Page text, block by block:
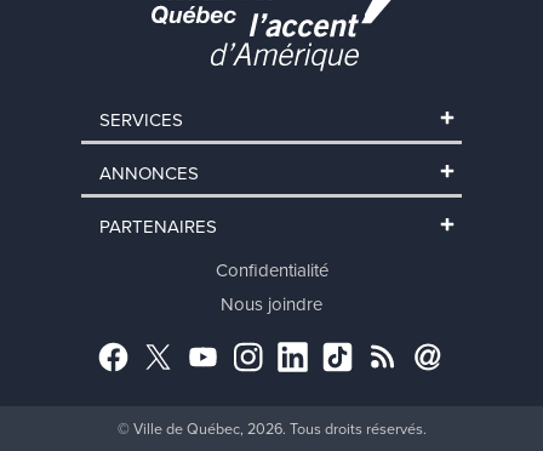
SERVICES
ANNONCES
PARTENAIRES
Confidentialité
Nous joindre
Facebook
TwitterYouTubeInstagram
LinkedInTikTokRSS Abonnement
© Ville de Québec, 2026. Tous droits réservés.